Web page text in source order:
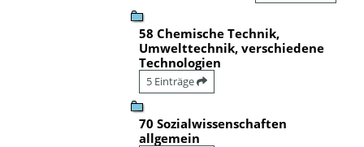
58 Chemische Technik,
Umwelttechnik, verschiedene
Technologien
5 Einträge
70 Sozialwissenschaften
allgemein